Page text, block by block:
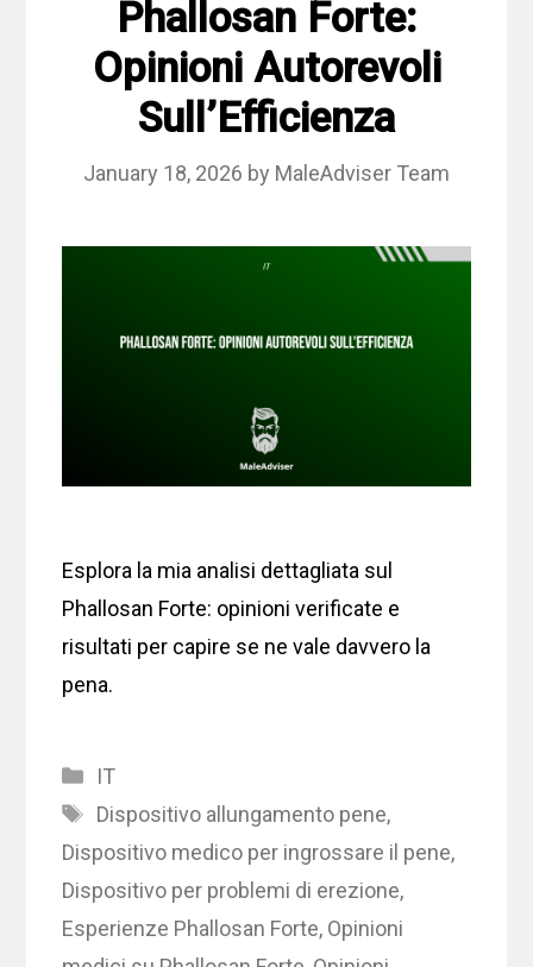
Phallosan Forte:
Opinioni Autorevoli
Sull’Efficienza
January 18, 2026 by MaleAdviser Team
Esplora la mia analisi dettagliata sul
Phallosan Forte: opinioni verificate e
risultati per capire se ne vale davvero la
pena.
Categories
IT
Tags
Dispositivo allungamento pene,
Dispositivo medico per ingrossare il pene,
Dispositivo per problemi di erezione,
Esperienze Phallosan Forte, Opinioni